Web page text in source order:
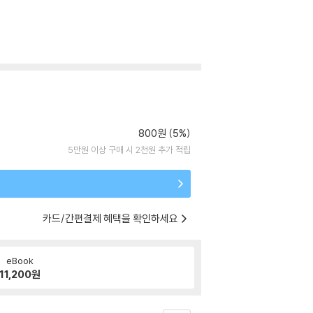
800원 (5%)
5만원 이상 구매 시 2천원 추가 적립
카드/간편결제 혜택을 확인하세요
eBook
원